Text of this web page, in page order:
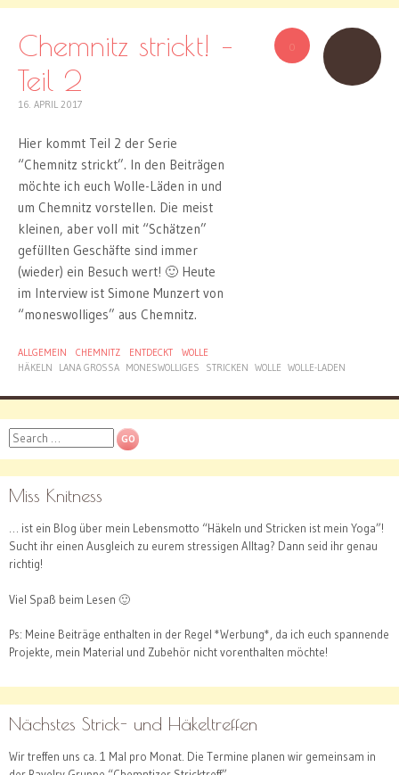
0
Chemnitz strickt! –
Teil 2
16. APRIL 2017
Hier kommt Teil 2 der Serie
“Chemnitz strickt”. In den Beiträgen
möchte ich euch Wolle-Läden in und
um Chemnitz vorstellen. Die meist
kleinen, aber voll mit “Schätzen”
gefüllten Geschäfte sind immer
(wieder) ein Besuch wert! 🙂 Heute
im Interview ist Simone Munzert von
“moneswolliges” aus Chemnitz.
ALLGEMEIN CHEMNITZ ENTDECKT
WOLLE
HÄKELN
LANA GROSSA MONESWOLLIGES STRICKEN WOLLE WOLLE-LADEN
Search
Miss Knitness
… ist ein Blog über mein Lebensmotto “Häkeln und Stricken ist mein Yoga”!
Sucht ihr einen Ausgleich zu eurem stressigen Alltag? Dann seid ihr genau
richtig!
Viel Spaß beim Lesen 🙂
Ps: Meine Beiträge enthalten in der Regel *Werbung*, da ich euch spannende
Projekte, mein Material und Zubehör nicht vorenthalten möchte!
Nächstes Strick- und Häkeltreffen
Wir treffen uns ca. 1 Mal pro Monat. Die Termine planen wir gemeinsam in